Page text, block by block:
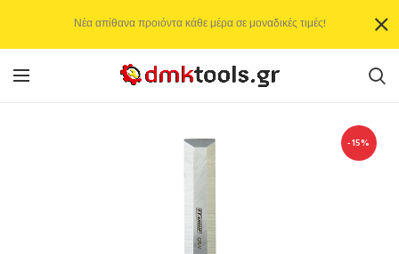
-15%
Νέα απίθανα προιόντα κάθε μέρα σε μοναδικές τιμές!